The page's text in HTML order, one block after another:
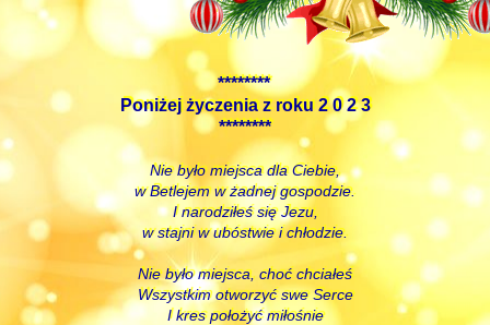
********
Poniżej życzenia z roku 2 0 2 3
********
Nie było miejsca dla Ciebie,
w Betlejem w żadnej gospodzie.
I narodziłeś się Jezu,
w stajni w ubóstwie i chłodzie.
Nie było miejsca, choć chciałeś
Wszystkim otworzyć swe Serce
I kres położyć miłośnie